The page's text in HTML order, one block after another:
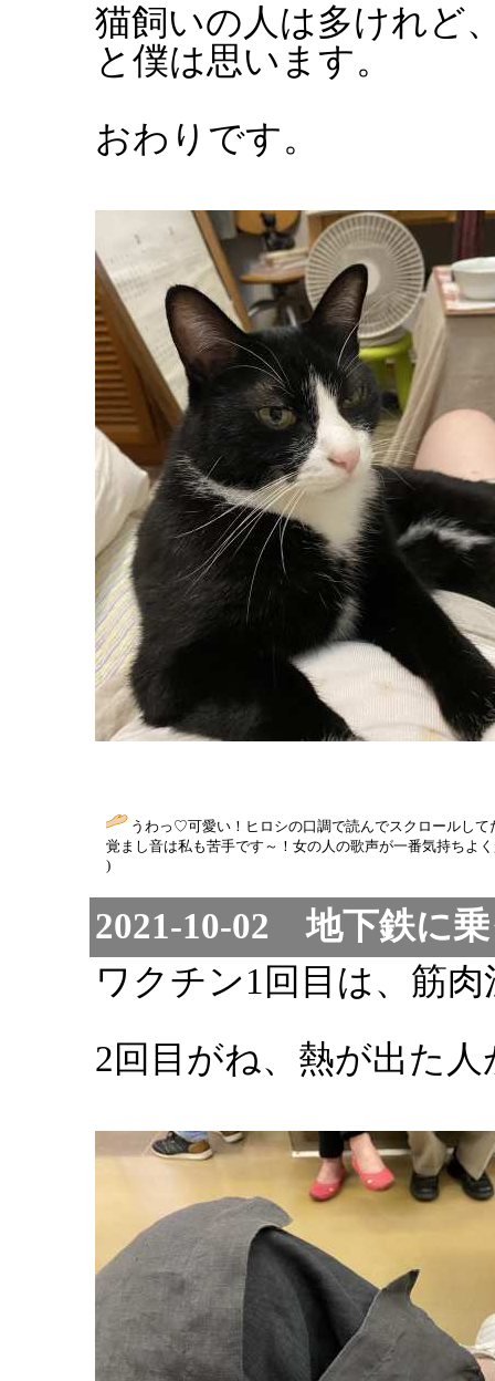
猫飼いの人は多けれど
と僕は思います。
おわりです。
うわっ♡可愛い！ヒロシの口調で読んでスクロールし
覚まし音は私も苦手です～！女の人の歌声が一番気持ちよ
)
2021-10-02 地下鉄に
ワクチン1回目は、筋
2回目がね、熱が出た